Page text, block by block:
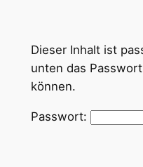
Dieser Inhalt ist
unten das
können.
Passwort: